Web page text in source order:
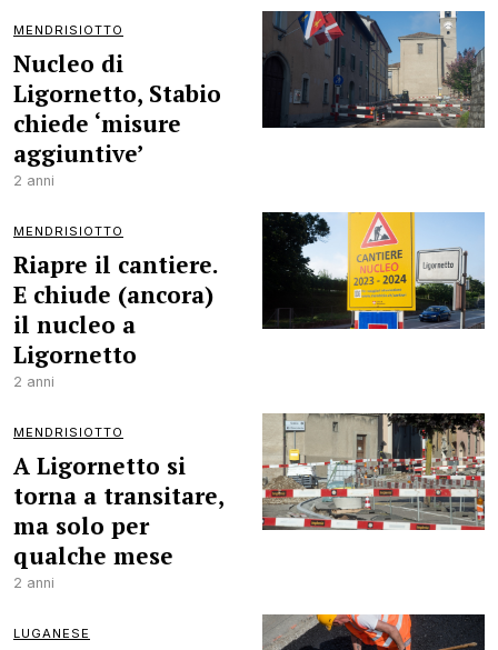
MENDRISIOTTO
Nucleo di
Ligornetto, Stabio
chiede ‘misure
aggiuntive’
2 anni
MENDRISIOTTO
Riapre il cantiere.
E chiude (ancora)
il nucleo a
Ligornetto
2 anni
MENDRISIOTTO
A Ligornetto si
torna a transitare,
ma solo per
qualche mese
2 anni
LUGANESE